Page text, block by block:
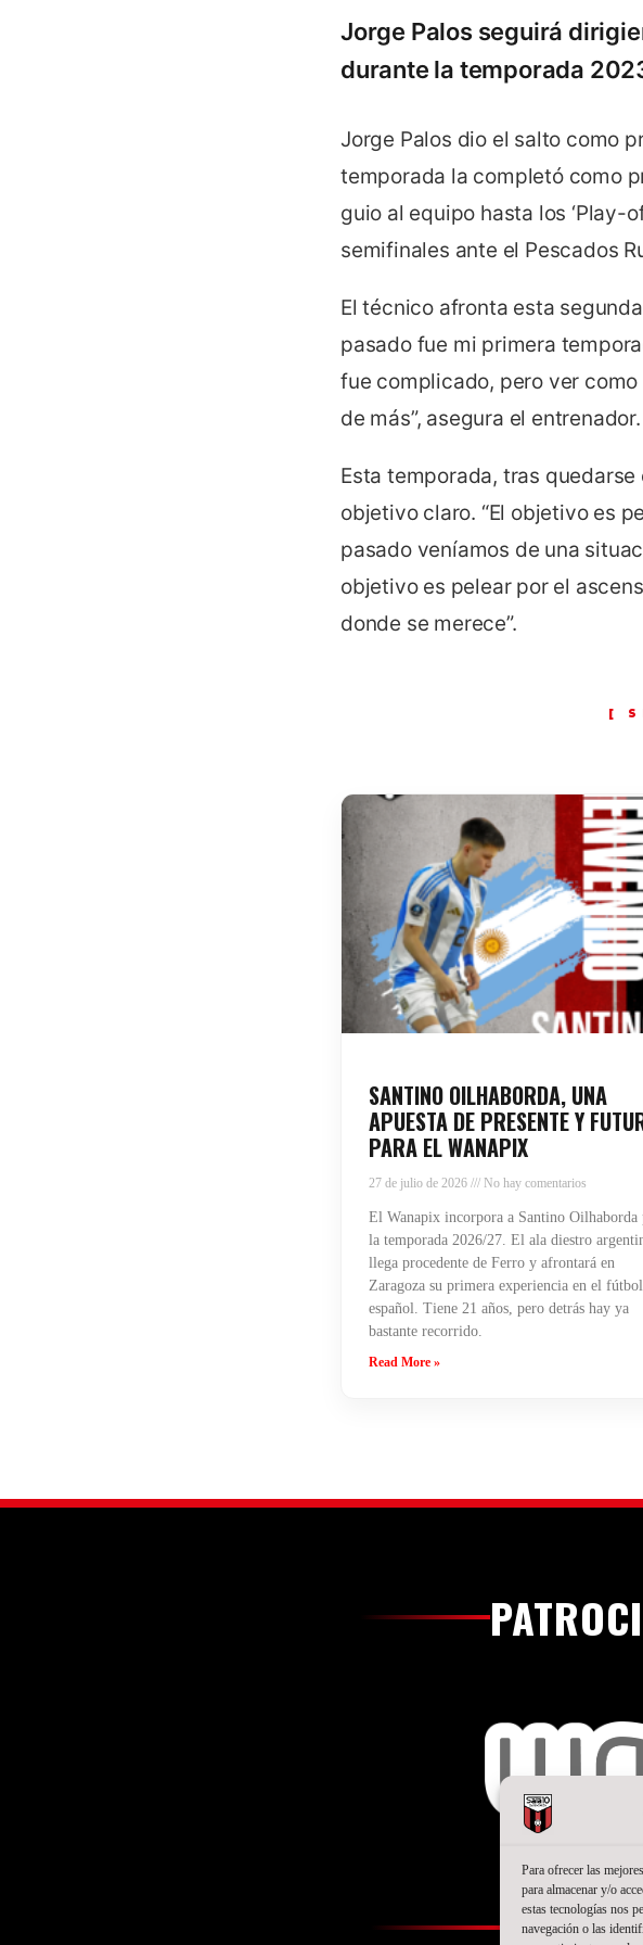
Para ofrecer las
para almacenar y/o
estas tecnologías nos
navegación o las
Jorge Palos seguirá
durante la temporada
Jorge Palos dio el salto como
temporada la completó como
guio al equipo hasta los ‘Play-
semifinales ante el Pescados
El técnico afronta esta
pasado fue mi primera
fue complicado, pero ver como
de más”, asegura el entrenador.
Esta temporada, tras quedarse
objetivo claro. “El objetivo es
pasado veníamos de una
objetivo es pelear por el
donde se merece”.
SANTINO OILHABORDA, UNA
APUESTA DE PRESENTE Y
PARA EL WANAPIX
27 de julio de 2026 No hay comentarios
El Wanapix incorpora a Santino Oilhaborda
la temporada 2026/27. El ala diestro
llega procedente de Ferro y afrontará en
Zaragoza su primera experiencia en el
español. Tiene 21 años, pero detrás hay ya
bastante recorrido.
Read More »